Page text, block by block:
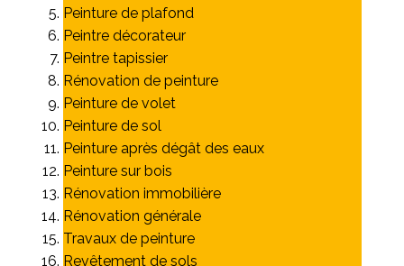
Peinture de plafond
Peintre décorateur
Peintre tapissier
Rénovation de peinture
Peinture de volet
Peinture de sol
Peinture après dégât des eaux
Peinture sur bois
Rénovation immobilière
Rénovation générale
Travaux de peinture
Revêtement de sols